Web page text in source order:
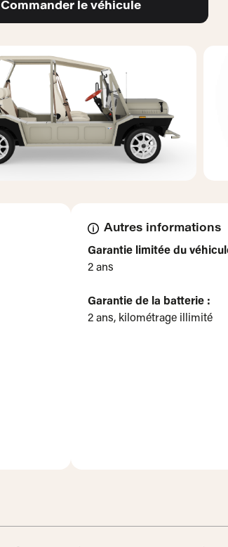
Commander le véhicule
Autres informations
‍Garantie limitée du
2 ans
Garantie de la batterie :
2 ans, kilométrage illimité